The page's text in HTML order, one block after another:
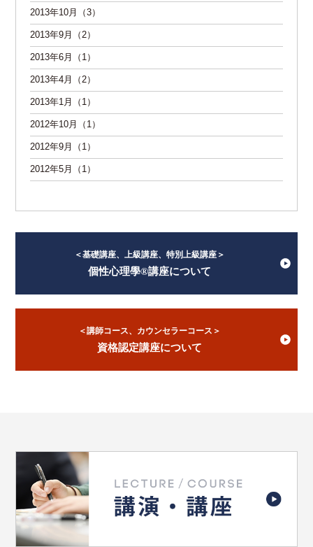
2013年10月（3）
2013年9月（2）
2013年6月（1）
2013年4月（2）
2013年1月（1）
2012年10月（1）
2012年9月（1）
2012年5月（1）
＜基礎講座、上級講座、特別上級講座＞
個性心理學®講座について
＜講師コース、カウンセラーコース＞
資格認定講座について